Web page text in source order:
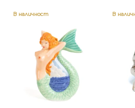
В наличност В